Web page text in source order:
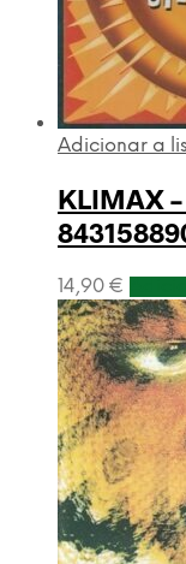
Adicionar a
KLIMAX –
14,90 €